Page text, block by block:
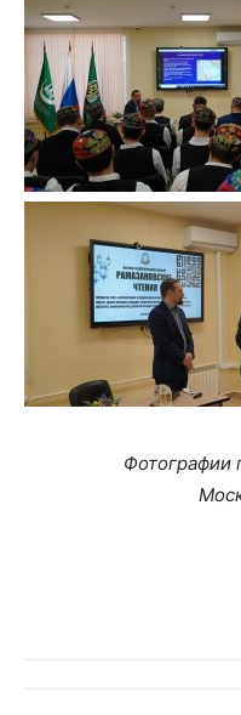
Фотографии